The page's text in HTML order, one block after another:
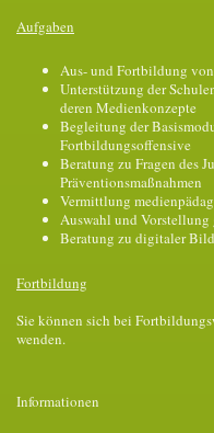
Aufgaben
Aus- und Fortbildung
Unterstützung der
deren Medienkonzepte
Begleitung der
Fortbildungsoffensive
Beratung zu Fragen des
Präventionsmaßnahmen
Vermittlung
Auswahl und
Beratung zu digitaler
Fortbildung
Sie können sich bei
wenden.
Informationen